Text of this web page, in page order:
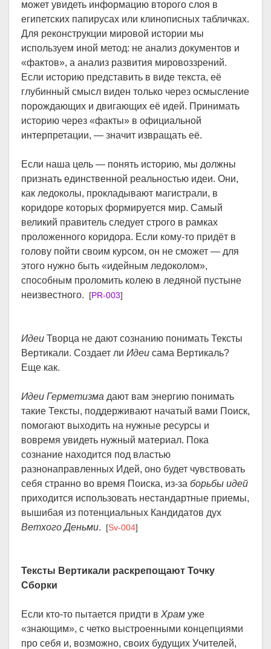
может увидеть информацию второго слоя в
египетских папирусах или клинописных табличках.
Для реконструкции мировой истории мы
используем иной метод: не анализ документов и
«фактов», а анализ развития мировоззрений.
Если историю представить в виде текста, её
глубинный смысл виден только через осмысление
порождающих и двигающих её идей. Принимать
историю через «факты» в официальной
интерпретации, — значит извращать её.
Если наша цель — понять историю, мы должны
признать единственной реальностью идеи. Они,
как ледоколы, прокладывают магистрали, в
коридоре которых формируется мир. Самый
великий правитель следует строго в рамках
проложенного коридора. Если кому-то придёт в
голову пойти своим курсом, он не сможет — для
этого нужно быть «идейным ледоколом»,
способным проломить колею в ледяной пустыне
неизвестного. [PR-003]
Идеи Творца не дают сознанию понимать Тексты
Вертикали. Создает ли Идеи сама Вертикаль?
Еще как.
Идеи Герметизма дают вам энергию понимать
такие Тексты, поддерживают начатый вами Поиск,
помогают выходить на нужные ресурсы и
вовремя увидеть нужный материал. Пока
сознание находится под властью
разнонаправленных Идей, оно будет чувствовать
себя странно во время Поиска, из-за борьбы идей
приходится использовать нестандартные приемы,
вышибая из потенциальных Кандидатов дух
Ветхого Деньми. [Sv-004]
Тексты Вертикали раскрепощают Точку
Сборки
Если кто-то пытается придти в Храм уже
«знающим», с четко выстроенными концепциями
про себя и, возможно, своих будущих Учителей,